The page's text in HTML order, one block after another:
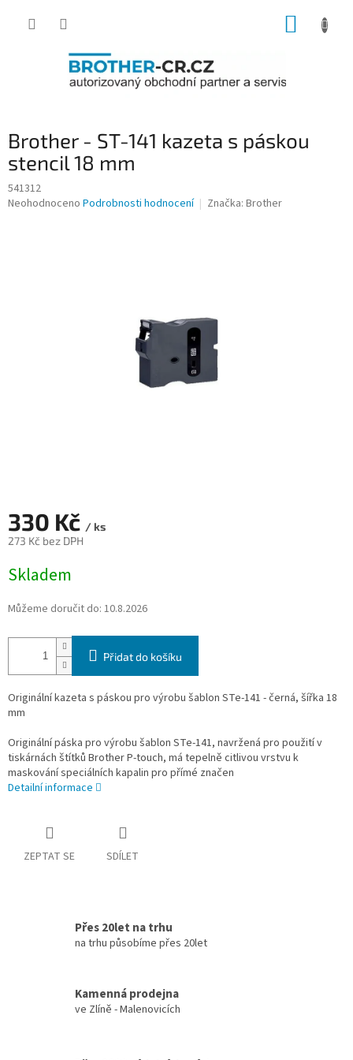
Brother - ST-141 kazeta s páskou
stencil 18 mm
541312
Průměrné
Neohodnoceno Podrobnosti hodnocení Značka: Brother
330 Kč / ks
273 Kč bez DPH
cena:
Skladem
Můžeme doručit do: 10.8.2026
Přidat do košíku
Originální kazeta s páskou pro výrobu šablon STe-141 - černá, šířka 18
mm
Originální páska pro výrobu šablon STe-141, navržená pro použití v
tiskárnách štítků Brother P-touch, má tepelně citlivou vrstvu k
maskování speciálních kapalin pro přímé značen
Detailní informace
ZEPTAT SE SDÍLET
Přes 20let na trhu
na trhu působíme přes 20let
Kamenná prodejna
ve Zlíně - Malenovicích